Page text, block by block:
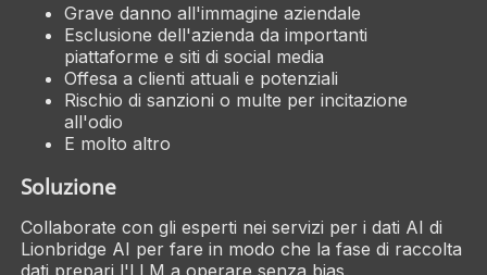
Grave danno all'immagine aziendale
Esclusione dell'azienda da importanti
piattaforme e siti di social media
Offesa a clienti attuali e potenziali
Rischio di sanzioni o multe per incitazione
all'odio
E molto altro
Soluzione
Collaborate con gli esperti nei servizi per i dati AI di
Lionbridge AI per fare in modo che la fase di raccolta
dati prepari l'LLM a operare senza bias,